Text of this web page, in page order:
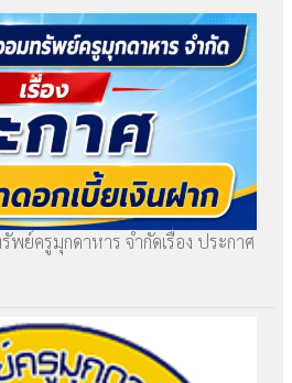
ย์ครูมุกดาหาร จำกัดเรื่อง ประกาศ